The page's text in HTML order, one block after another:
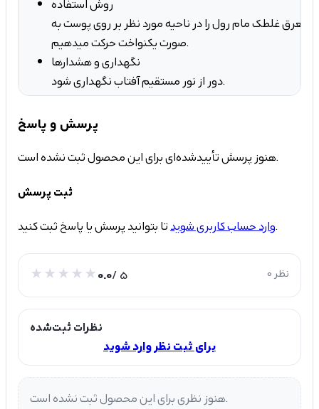
روش استفاده
تعرق غلطک مام رول را در ناحیه مورد نظر بر روی پوست به
صورت یکنواخت حرکت میدهیم.
نگهداری و هشدارها
دور از نور مستقیم آفتاب نگهداری شود.
پرسش و پاسخ
هنوز پرسش تأییدشده‌ای برای این محصول ثبت نشده است.
ثبت پرسش
وارد حساب کاربری شویدتا بتوانید پرسش یا پاسخ ثبت کنید.
0.0/ 5 0 نظر
نظرات ثبت‌شده
برای ثبت نظر وارد شوید
هنوز نظری برای این محصول ثبت نشده است.